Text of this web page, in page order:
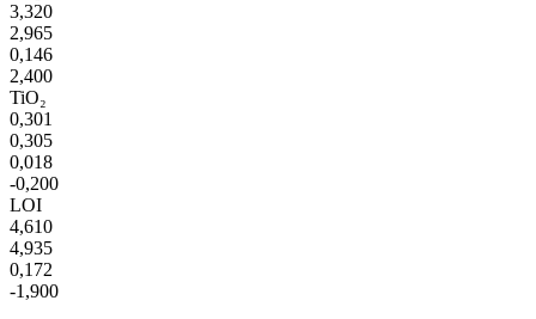
3,320
2,965
0,146
2,400
TiO₂
0,301
0,305
0,018
-0,200
LOI
4,610
4,935
0,172
-1,900